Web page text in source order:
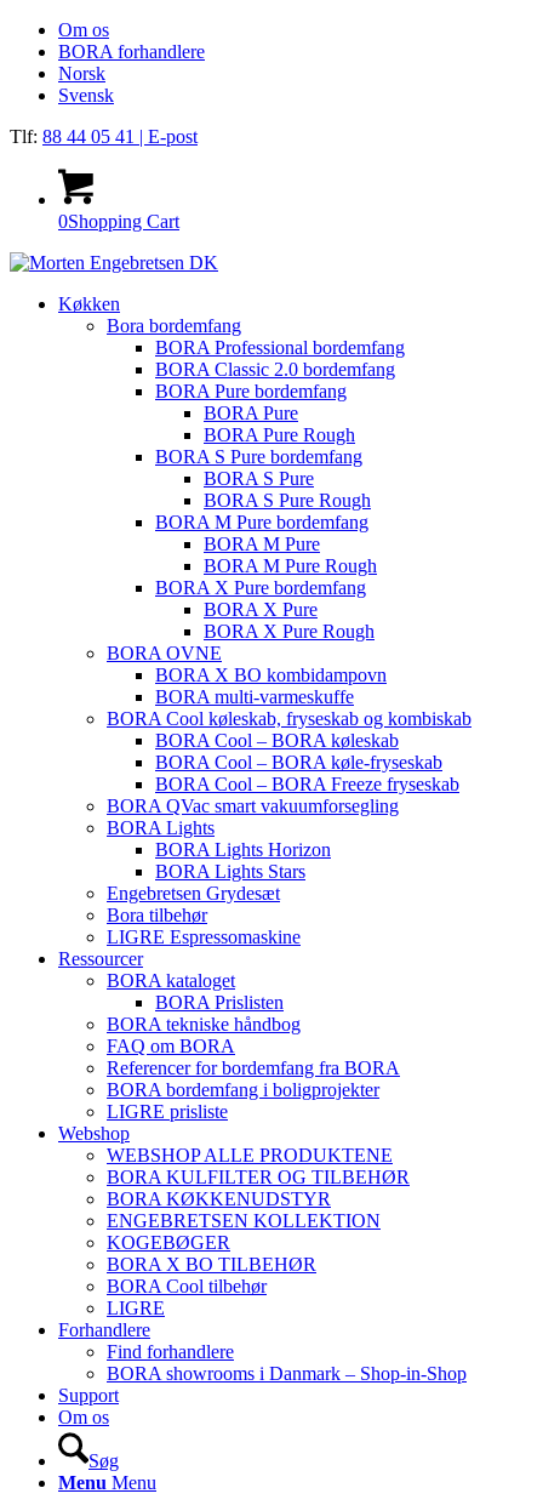
Om os
BORA forhandlere
Norsk
Svensk
Tlf: 88 44 05 41 | E-post
0Shopping Cart
Køkken
Bora bordemfang
BORA Professional bordemfang
BORA Classic 2.0 bordemfang
BORA Pure bordemfang
BORA Pure
BORA Pure Rough
BORA S Pure bordemfang
BORA S Pure
BORA S Pure Rough
BORA M Pure bordemfang
BORA M Pure
BORA M Pure Rough
BORA X Pure bordemfang
BORA X Pure
BORA X Pure Rough
BORA OVNE
BORA X BO kombidampovn
BORA multi-varmeskuffe
BORA Cool køleskab, fryseskab og kombiskab
BORA Cool – BORA køleskab
BORA Cool – BORA køle-fryseskab
BORA Cool – BORA Freeze fryseskab
BORA QVac smart vakuumforsegling
BORA Lights
BORA Lights Horizon
BORA Lights Stars
Engebretsen Grydesæt
Bora tilbehør
LIGRE Espressomaskine
Ressourcer
BORA kataloget
BORA Prislisten
BORA tekniske håndbog
FAQ om BORA
Referencer for bordemfang fra BORA
BORA bordemfang i boligprojekter
LIGRE prisliste
Webshop
WEBSHOP ALLE PRODUKTENE
BORA KULFILTER OG TILBEHØR
BORA KØKKENUDSTYR
ENGEBRETSEN KOLLEKTION
KOGEBØGER
BORA X BO TILBEHØR
BORA Cool tilbehør
LIGRE
Forhandlere
Find forhandlere
BORA showrooms i Danmark – Shop-in-Shop
Support
Om os
Søg
Menu Menu